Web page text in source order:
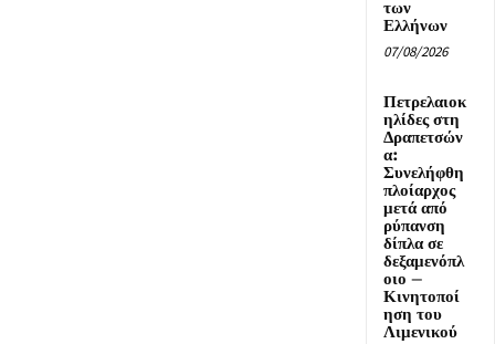
των
Ελλήνων
07/08/2026
Πετρελαιοκ
ηλίδες στη
Δραπετσών
α:
Συνελήφθη
πλοίαρχος
μετά από
ρύπανση
δίπλα σε
δεξαμενόπλ
οιο –
Κινητοποί
ηση του
Λιμενικού